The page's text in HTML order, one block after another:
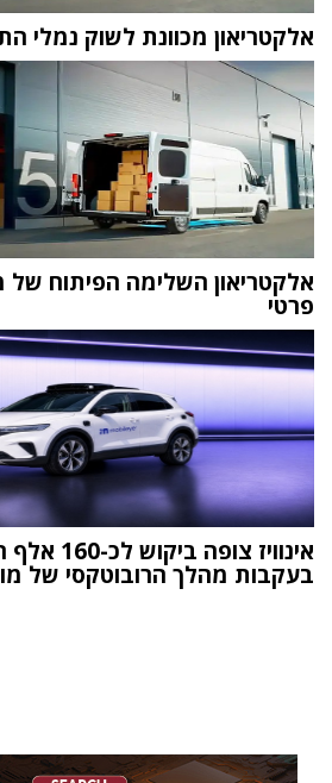
אלקטריאון מכוונת לשוק נמלי
אלקטריאון השלימה הפיתוח של
פרטי
בעקבות מהלך הרובוטקסי של